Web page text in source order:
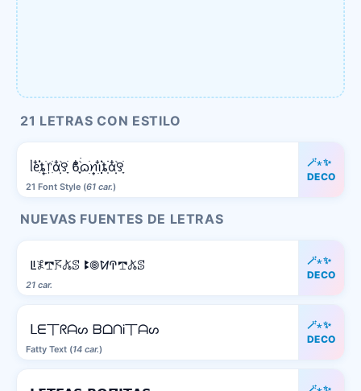
21 LETRAS CON ESTILO
21 Font Style (61 car.)
ᥣᧉ᩠ִ໋֗֗ȶׂׅ᥅ִׂαִׂ໋ׅׅ࣪꯱ָׂ ϐִִׂ໋֢࣪࣪ᦒ᩠ׂׅꪀ݂࣭݂ꪱִ໋ׅ࣪֗ȶִׂׂׅαִׂ໋ׅׅ࣪꯱ָׂ
🪄⋆✨
DECO
NUEVAS FUENTES DE LETRAS
21 car.
ꚳ𖤟𖢧𖦪𖤬ꕷ ꔪ𖣠ꛘꛈ𖢧𖤬ꕷ
🪄⋆✨
DECO
Fatty Text (14 car.)
ᒪᗴ丅ᖇᗩᔕ ᗷᗝᑎᎥ丅ᗩᔕ
🪄⋆✨
DECO